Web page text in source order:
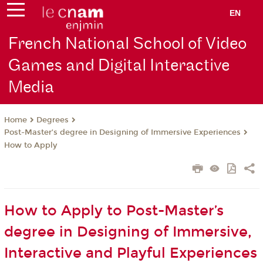
EN
French National School of Video
Games and Digital Interactive
Media
Home
Degrees
Post-Master’s degree in Designing of Immersive Experiences
How to Apply
How to Apply to Post-Master’s
degree in Designing of Immersive,
Interactive and Playful Experiences